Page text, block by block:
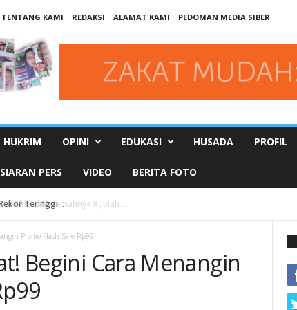
TENTANG KAMI REDAKSI ALAMAT KAMI
PEDOMAN MEDIA SIBER
HUKRIM OPINI EDUKASI HUSADA PROFIL
SIARAN PERS VIDEO BERITA FOTO
Teringgi...
Promo Flash Sale Rp99
Begini Cara Menangin